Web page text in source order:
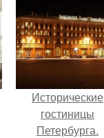
Исторические
гостиницы
Петербурга.